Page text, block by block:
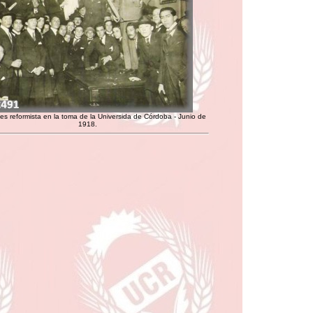
reformista en la toma de la Universida de Córdoba - Junio de
1918.